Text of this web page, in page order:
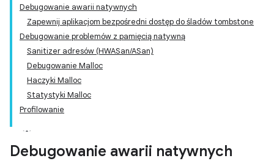
Debugowanie awarii natywnych
Zapewnij aplikacjom bezpośredni dostęp do śladów tombstone
Debugowanie problemów z pamięcią natywną
Sanitizer adresów (HWASan/ASan)
Debugowanie Malloc
Haczyki Malloc
Statystyki Malloc
Profilowanie
Debugowanie awarii natywnych